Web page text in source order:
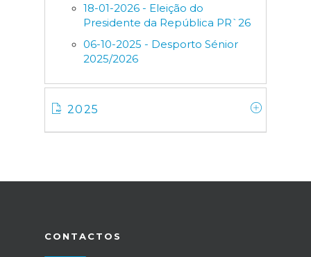
18-01-2026 - Eleição do
Presidente da República PR`26
06-10-2025 - Desporto Sénior
2025/2026
2025
CONTACTOS